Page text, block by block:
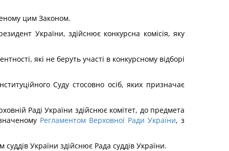
цим Законом.
України, здійснює конкурсна комісія, яку
які не беруть участі в конкурсному відборі
Суду стосовно осіб, яких призначає
Раді України здійснює комітет, до предмета
Регламентом Верховної Ради України, з
України здійснює Рада суддів України.